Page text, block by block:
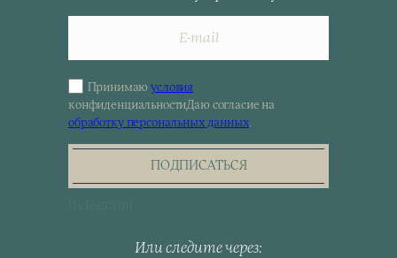
Sign
up
for
the
Принимаюусловия
конфиденциальностиДаю согласие на
обработку персональных данных.
ПОДПИСАТЬСЯ
Или следите через